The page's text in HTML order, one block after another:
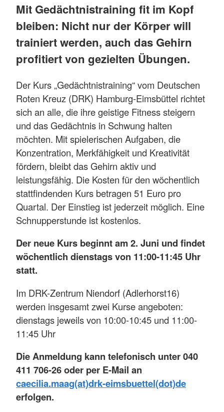
Mit Gedächtnistraining fit im Kopf
bleiben: Nicht nur der Körper will
trainiert werden, auch das Gehirn
profitiert von gezielten Übungen.
Der Kurs „Gedächtnistraining“ vom Deutschen
Roten Kreuz (DRK) Hamburg-Eimsbüttel richtet
sich an alle, die ihre geistige Fitness steigern
und das Gedächtnis in Schwung halten
möchten. Mit spielerischen Aufgaben, die
Konzentration, Merkfähigkeit und Kreativität
fördern, bleibt das Gehirn aktiv und
leistungsfähig. Die Kosten für den wöchentlich
stattfindenden Kurs betragen 51 Euro pro
Quartal. Der Einstieg ist jederzeit möglich. Eine
Schnupperstunde ist kostenlos.
Der neue Kurs beginnt am 2. Juni und findet
wöchentlich dienstags von 11:00-11:45 Uhr
statt.
Im DRK-Zentrum Niendorf (Adlerhorst16)
werden insgesamt zwei Kurse angeboten:
dienstags jeweils von 10:00-10:45 und 11:00-
11:45 Uhr
Die Anmeldung kann telefonisch unter 040
411 706-26 oder per E-Mail an
caecilia.maag(at)drk-eimsbuettel(dot)de
erfolgen.